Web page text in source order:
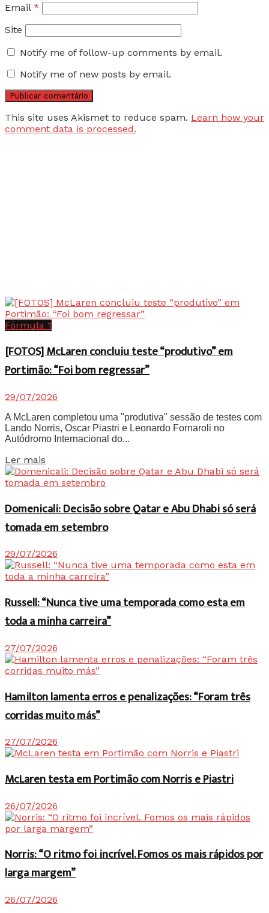
Email *
Site
Notify me of follow-up comments by email.
Notify me of new posts by email.
This site uses Akismet to reduce spam. Learn how your
comment data is processed.
Fórmula 1
[FOTOS] McLaren concluiu teste “produtivo” em
Portimão: “Foi bom regressar”
29/07/2026
A McLaren completou uma "produtiva" sessão de testes com
Lando Norris, Oscar Piastri e Leonardo Fornaroli no
Autódromo Internacional do...
Ler mais
Domenicali: Decisão sobre Qatar e Abu Dhabi só será
tomada em setembro
29/07/2026
Russell: “Nunca tive uma temporada como esta em
toda a minha carreira”
27/07/2026
Hamilton lamenta erros e penalizações: “Foram três
corridas muito más”
27/07/2026
McLaren testa em Portimão com Norris e Piastri
26/07/2026
Norris: “O ritmo foi incrível. Fomos os mais rápidos por
larga margem”
26/07/2026